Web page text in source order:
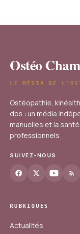
Ostéo
LE MÉDIA DE
Ostéopathie,
dos : un média
manuelles et la
professionnels.
SUIVEZ-NOUS
RUBRIQUES
Actualités